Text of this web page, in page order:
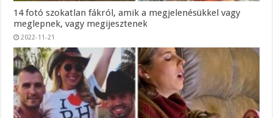
14 fotó szokatlan fákról, amik a megjelenésükkel vagy
meglepnek, vagy megijesztenek
2022-11-21